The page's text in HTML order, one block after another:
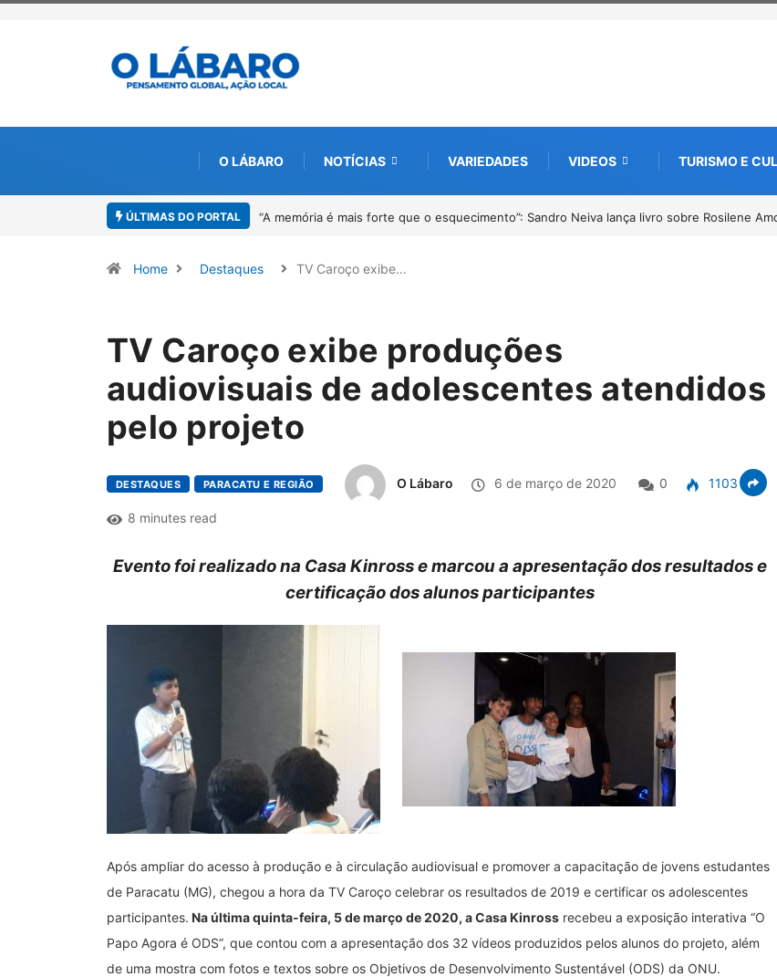
O LÁBARO NOTÍCIAS VARIEDADES VIDEOS TURISMO E
ÚLTIMAS DO PORTAL 4º Fliparacatu tem inscrições abertas para o Prêmio de Redação e Desenho até o dia 14
Home Destaques TV Caroço exibe…
TV Caroço exibe produções
audiovisuais de adolescentes atendidos
pelo projeto
DESTAQUES PARACATU E REGIÃO O Lábaro 6 de março de 2020 0 1103
8 minutes read
Evento foi realizado na Casa Kinross e marcou a apresentação dos resultados e
certificação dos alunos participantes
Após ampliar do acesso à produção e à circulação audiovisual e promover a capacitação de jovens estudantes
de Paracatu (MG), chegou a hora da TV Caroço celebrar os resultados de 2019 e certificar os adolescentes
participantes. Na última quinta-feira, 5 de março de 2020, a Casa Kinross recebeu a exposição interativa “O
Papo Agora é ODS”, que contou com a apresentação dos 32 vídeos produzidos pelos alunos do projeto, além
de uma mostra com fotos e textos sobre os Objetivos de Desenvolvimento Sustentável (ODS) da ONU.